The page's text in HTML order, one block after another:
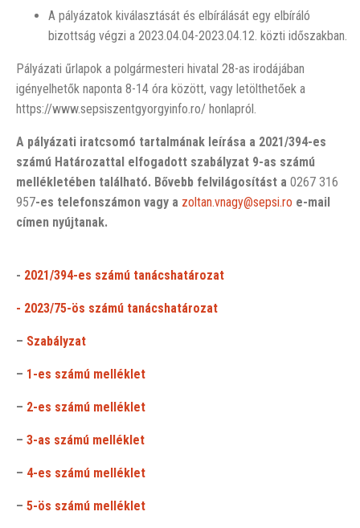
A pályázatok kiválasztását és elbírálását egy elbíráló
bizottság végzi a 2023.04.04-2023.04.12. közti időszakban.
Pályázati űrlapok a polgármesteri hivatal 28-as irodájában
igényelhetők naponta 8-14 óra között, vagy letölthetőek a
https://www.sepsiszentgyorgyinfo.ro/ honlapról.
A pályázati iratcsomó tartalmának leírása a 2021/394-es
számú Határozattal elfogadott szabályzat 9-as számú
mellékletében található. Bővebb felvilágosítást a 0267 316
957-es telefonszámon vagy a zoltan.vnagy@sepsi.ro e-mail
címen nyújtanak.
- 2021/394-es számú tanácshatározat
- 2023/75-ös számú tanácshatározat
– Szabályzat
– 1-es számú melléklet
– 2-es számú melléklet
– 3-as számú melléklet
– 4-es számú melléklet
– 5-ös számú melléklet